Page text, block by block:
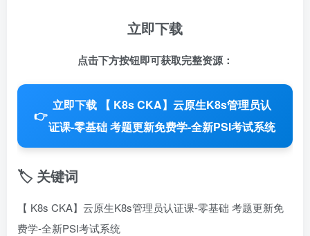
立即下载
点击下方按钮即可获取完整资源：
👉
立即下载 【 K8s CKA】云原生K8s管理员认
证课-零基础 考题更新免费学-全新PSI考试系统
🏷️ 关键词
【 K8s CKA】云原生K8s管理员认证课-零基础 考题更新免
费学-全新PSI考试系统